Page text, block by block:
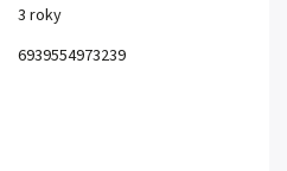
3 roky
6939554973239